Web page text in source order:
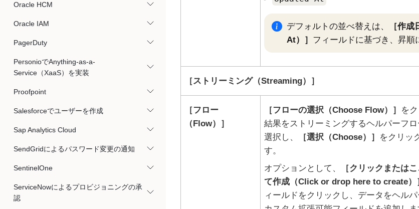
Oracle HCM
Oracle IAM
PagerDuty
PersonioでAnything-as-a-
Service（XaaS）を実装
Proofpoint
Salesforceでユーザーを作成
Sap Analytics Cloud
SendGridによるパスワード変更の通知
SentinelOne
ServiceNowによるプロビジョニングの承
認
デフォルトの並べ替えは、
作成
At）
フィールドに基づき、昇順
ストリーミング（Streaming）
フロー
（Flow）
フローの選択（Choose Flow）
を
結果をストリーミングするヘルパーフ
選択し、
選択（Choose）
をクリッ
す。
オプションとして、
クリックまたは
て作成（Click or drop here to create）
ィールドをクリックし、データをヘル